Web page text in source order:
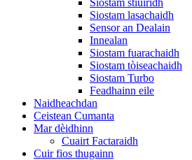
Siostam stiùiridh
Siostam lasachaidh
Sensor an Dealain
Innealan
Siostam fuarachaidh
Siostam tòiseachaidh
Siostam Turbo
Feadhainn eile
Naidheachdan
Ceistean Cumanta
Mar dèidhinn
Cuairt Factaraidh
Cuir fios thugainn